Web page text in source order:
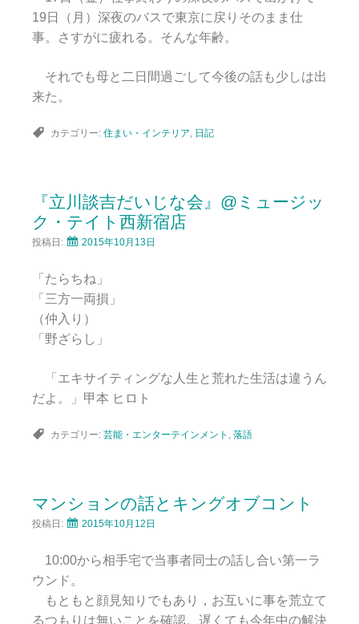
19日（月）深夜のバスで東京に戻りそのまま仕
事。さすがに疲れる。そんな年齢。
それでも母と二日間過ごして今後の話も少しは出
来た。
カテゴリー: 住まい・インテリア, 日記
『立川談吉だいじな会』@ミュージッ
ク・テイト西新宿店
投稿日: 2015年10月13日
「たらちね」
「三方一両損」
（仲入り）
「野ざらし」
「エキサイティングな人生と荒れた生活は違うん
だよ。」甲本 ヒロト
カテゴリー: 芸能・エンターテインメント , 落語
マンションの話とキングオブコント
投稿日: 2015年10月12日
10:00から相手宅で当事者同士の話し合い第一ラ
ウンド。
もともと顔見知りでもあり，お互いに事を荒立て
るつもりは無いことを確認。遅くても今年中の解決